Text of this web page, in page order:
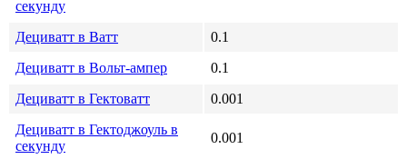
секунду
Дециватт в Ватт
0.1
Дециватт в Вольт-ампер
0.1
Дециватт в Гектоватт
0.001
Дециватт в Гектоджоуль в
секунду
0.001